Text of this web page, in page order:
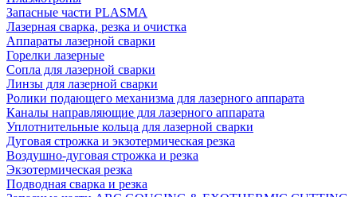
Запасные части PLASMA
Лазерная сварка, резка и очистка
Аппараты лазерной сварки
Горелки лазерные
Сопла для лазерной сварки
Линзы для лазерной сварки
Ролики подающего механизма для лазерного аппарата
Каналы направляющие для лазерного аппарата
Уплотнительные кольца для лазерной сварки
Дуговая строжка и экзотермическая резка
Воздушно-дуговая строжка и резка
Экзотермическая резка
Подводная сварка и резка